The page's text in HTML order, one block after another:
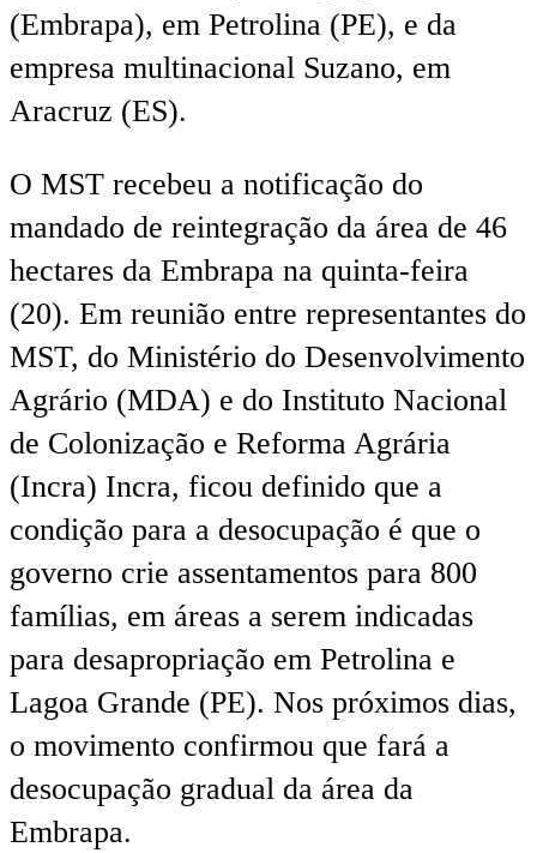
(Embrapa), em Petrolina (PE), e da
empresa multinacional Suzano, em
Aracruz (ES).
O MST recebeu a notificação do
mandado de reintegração da área de 46
hectares da Embrapa na quinta-feira
(20). Em reunião entre representantes do
MST, do Ministério do Desenvolvimento
Agrário (MDA) e do Instituto Nacional
de Colonização e Reforma Agrária
(Incra) Incra, ficou definido que a
condição para a desocupação é que o
governo crie assentamentos para 800
famílias, em áreas a serem indicadas
para desapropriação em Petrolina e
Lagoa Grande (PE). Nos próximos dias,
o movimento confirmou que fará a
desocupação gradual da área da
Embrapa.